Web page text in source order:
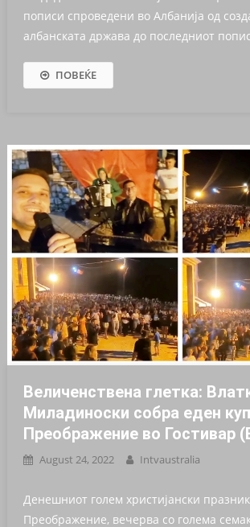
пописи спроведени во Албанија од
албанската држава до последниот
ПОВЕЌЕ
Величенствена глетка:
Миладиноски собра еден
Преображение во Гостивар
August 24, 2022 Intvaustralia
Денешниот голем христијански
Преображение, вечерва со голема